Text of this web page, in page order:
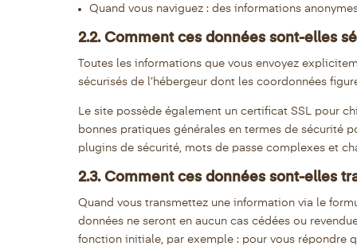
Quand vous naviguez : des informations
2.2. Comment ces données sont-elles
Toutes les informations que vous envoyez
sécurisés de l’hébergeur dont les coordonnées
Le site possède également un certificat SSL pour
bonnes pratiques générales en termes de sécurité
plugins de sécurité, mots de passe complexes et
2.3. Comment ces données sont-elles
Quand vous transmettez une information via le
données ne seront en aucun cas cédées ou
fonction initiale, par exemple : pour vous répondre